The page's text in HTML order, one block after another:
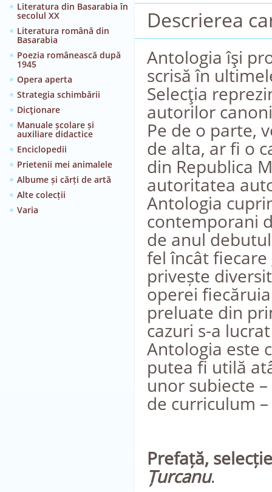
Literatura din Basarabia în
secolul XX
Literatura română din
Basarabia
Poezia românească după
1945
Opera aperta
Strategia schimbării
Dicţionare
Manuale școlare și
auxiliare didactice
Enciclopedii
Prietenii mei animalele
Albume și cărți de artă
Alte colecții
Varia
Descrierea
Antologia îşi
scrisă în
Selecţia
autorilor
Pe de o parte,
de alta, ar fi o
din Republica
autoritatea
Antologia
contemporani
de anul
fel încât
privește
operei
preluate din
cazuri s-a
Antologia este
putea fi utilă
unor subiecte
de curriculum
Prefață,
Țurcanu.